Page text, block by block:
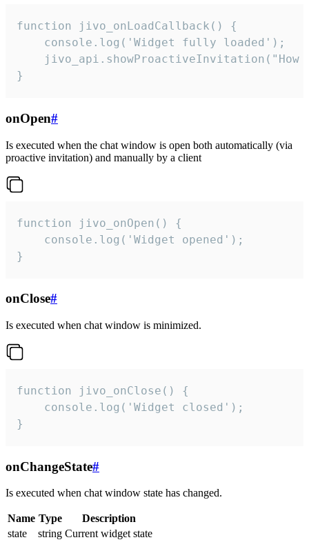
function jivo_onLoadCallback() {
    console.log('Widget fully loaded');
jivo_api.showProactiveInvitation("How
}
onOpen#
Is executed when the chat window is open both automatically (via
proactive invitation) and manually by a client
function jivo_onOpen() {
    console.log('Widget opened');
}
onClose#
Is executed when chat window is minimized.
function jivo_onClose() {
    console.log('Widget closed');
}
onChangeState#
Is executed when chat window state has changed.
Name Type
Description
state
string Current widget state